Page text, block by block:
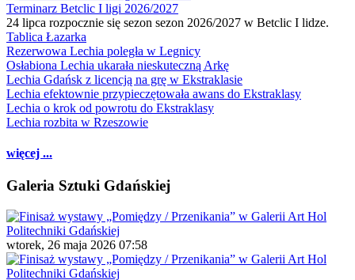
Terminarz Betclic I ligi 2026/2027
24 lipca rozpocznie się sezon sezon 2026/2027 w Betclic I lidze.
Tablica Łazarka
Rezerwowa Lechia poległa w Legnicy
Osłabiona Lechia ukarała nieskuteczną Arkę
Lechia Gdańsk z licencją na grę w Ekstraklasie
Lechia efektownie przypieczętowała awans do Ekstraklasy
Lechia o krok od powrotu do Ekstraklasy
Lechia rozbita w Rzeszowie
więcej ...
Galeria Sztuki Gdańskiej
wtorek, 26 maja 2026 07:58